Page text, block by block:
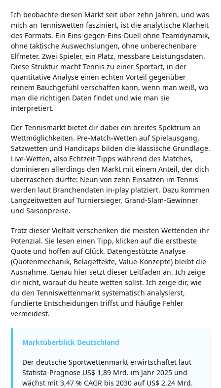
Ich beobachte diesen Markt seit über zehn Jahren, und was
mich an Tenniswetten fasziniert, ist die analytische Klarheit
des Formats. Ein Eins-gegen-Eins-Duell ohne Teamdynamik,
ohne taktische Auswechslungen, ohne unberechenbare
Elfmeter. Zwei Spieler, ein Platz, messbare Leistungsdaten.
Diese Struktur macht Tennis zu einer Sportart, in der
quantitative Analyse einen echten Vorteil gegenüber
reinem Bauchgefühl verschaffen kann, wenn man weiß, wo
man die richtigen Daten findet und wie man sie
interpretiert.
Der Tennismarkt bietet dir dabei ein breites Spektrum an
Wettmöglichkeiten. Pre-Match-Wetten auf Spielausgang,
Satzwetten und Handicaps bilden die klassische Grundlage.
Live-Wetten, also Echtzeit-Tipps während des Matches,
dominieren allerdings den Markt mit einem Anteil, der dich
überraschen dürfte: Neun von zehn Einsätzen im Tennis
werden laut Branchendaten in-play platziert. Dazu kommen
Langzeitwetten auf Turniersieger, Grand-Slam-Gewinner
und Saisonpreise.
Trotz dieser Vielfalt verschenken die meisten Wettenden ihr
Potenzial. Sie lesen einen Tipp, klicken auf die erstbeste
Quote und hoffen auf Glück. Datengestützte Analyse
(Quotenmechanik, Belageffekte, Value-Konzepte) bleibt die
Ausnahme. Genau hier setzt dieser Leitfaden an. Ich zeige
dir nicht, worauf du heute wetten sollst. Ich zeige dir, wie
du den Tenniswettenmarkt systematisch analysierst,
fundierte Entscheidungen triffst und häufige Fehler
vermeidest.
Marktüberblick Deutschland
Der deutsche Sportwettenmarkt erwirtschaftet laut
Statista-Prognose US$ 1,89 Mrd. im Jahr 2025 und
wächst mit 3,47 % CAGR bis 2030 auf US$ 2,24 Mrd.